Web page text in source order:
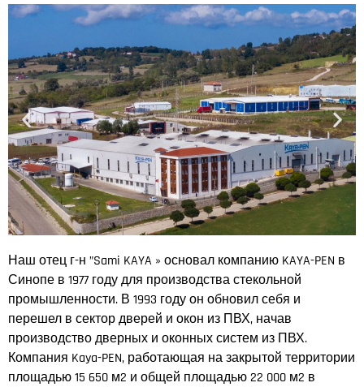
Наш отец г-н ”Sami KAYA » основал компанию KAYA-PEN в
Синопе в 1977 году для производства стекольной
промышленности. В 1993 году он обновил себя и
перешел в сектор дверей и окон из ПВХ, начав
производство дверных и оконных систем из ПВХ.
Компания Kaya-PEN, работающая на закрытой территории
площадью 15 650 м2 и общей площадью 22 000 м2 в